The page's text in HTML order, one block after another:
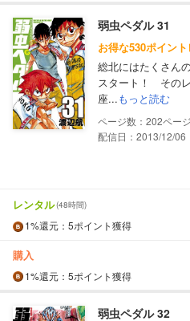
弱虫ペダル 31
お得な530ポイン
総北にはたくさん
スタート！ その
座...もっと読む
202
配信日：2013/12/06
レンタル(48時間)
1%還元 ：5ポイント獲得
購入
1%還元 ：5ポイント獲得
弱虫ペダル 32